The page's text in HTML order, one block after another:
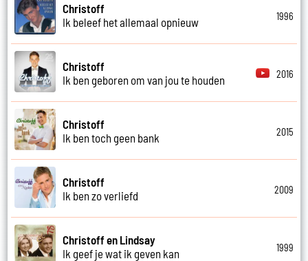
Christoff
Ik beleef het allemaal opnieuw
1996
Christoff
Ik ben geboren om van jou te houden
2016
Christoff
Ik ben toch geen bank
2015
Christoff
Ik ben zo verliefd
2009
Christoff en Lindsay
Ik geef je wat ik geven kan
1999